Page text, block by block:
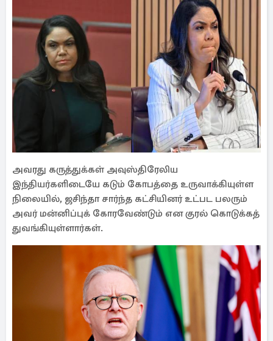
அவரது கருத்துக்கள் அவுஸ்திரேலிய
இந்தியர்களிடையே கடும் கோபத்தை உருவாக்கியுள்ள
நிலையில், ஜசிந்தா சார்ந்த கட்சியினர் உட்பட பலரும்
அவர் மன்னிப்புக் கோரவேண்டும் என குரல் கொடுக்கத்
துவங்கியுள்ளார்கள்.